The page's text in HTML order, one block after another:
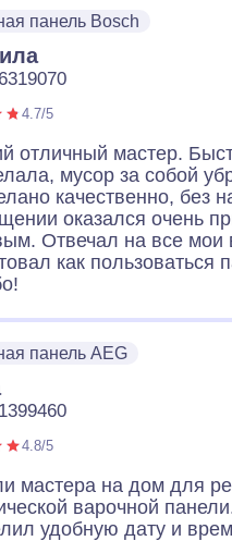
панель Bosch
4.7/5
отличный мастер.
мусор за собой
качественно, без
оказался очень
Отвечал на все мои
как пользоваться
панель AEG
4.8/5
мастера на дом для
варочной
удобную дату и